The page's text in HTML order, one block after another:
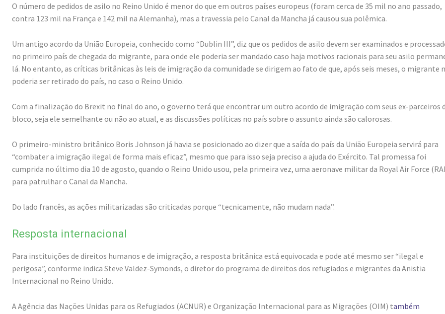
O número de pedidos de asilo no Reino Unido é menor do que em outros países europeus (foram cerca de 35 mil no ano passado,
contra 123 mil na França e 142 mil na Alemanha), mas a travessia pelo Canal da Mancha já causou sua polêmica.
Um antigo acordo da União Europeia, conhecido como “Dublin III”, diz que os pedidos de asilo devem ser examinados e
no primeiro país de chegada do migrante, para onde ele poderia ser mandado caso haja motivos racionais para seu asilo
lá. No entanto, as críticas britânicas às leis de imigração da comunidade se dirigem ao fato de que, após seis meses, o migrante
poderia ser retirado do país, no caso o Reino Unido.
Com a finalização do Brexit no final do ano, o governo terá que encontrar um outro acordo de imigração com seus ex-parceiros
bloco, seja ele semelhante ou não ao atual, e as discussões políticas no país sobre o assunto ainda são calorosas.
O primeiro-ministro britânico Boris Johnson já havia se posicionado ao dizer que a saída do país da União Europeia servirá para
“combater a imigração ilegal de forma mais eficaz”, mesmo que para isso seja preciso a ajuda do Exército. Tal promessa foi
cumprida no último dia 10 de agosto, quando o Reino Unido usou, pela primeira vez, uma aeronave militar da Royal Air Force
para patrulhar o Canal da Mancha.
Do lado francês, as ações militarizadas são criticadas porque “tecnicamente, não mudam nada”.
Resposta internacional
Para instituições de direitos humanos e de imigração, a resposta britânica está equivocada e pode até mesmo ser “ilegal e
perigosa”, conforme indica Steve Valdez-Symonds, o diretor do programa de direitos dos refugiados e migrantes da Anistia
Internacional no Reino Unido.
A Agência das Nações Unidas para os Refugiados (ACNUR) e Organização Internacional para as Migrações (OIM) também